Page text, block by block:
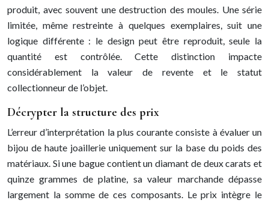
produit, avec souvent une destruction des moules. Une série
limitée, même restreinte à quelques exemplaires, suit une
logique différente : le design peut être reproduit, seule la
quantité est contrôlée. Cette distinction impacte
considérablement la valeur de revente et le statut
collectionneur de l’objet.
Décrypter la structure des prix
L’erreur d’interprétation la plus courante consiste à évaluer un
bijou de haute joaillerie uniquement sur la base du poids des
matériaux. Si une bague contient un diamant de deux carats et
quinze grammes de platine, sa valeur marchande dépasse
largement la somme de ces composants. Le prix intègre le